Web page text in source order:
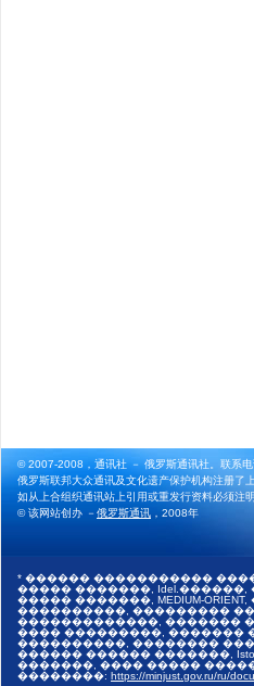
© 2007-2008，通讯社 － 俄罗斯通讯社。联系
俄罗斯联邦大众通讯及文化遗产保护机构注册
如从上合组织通讯站上引用或重发行资料必须注明
© 该网站创办 －俄罗斯通讯 ，2008年
* ������ �����������
����� �������, Idel.������,
����� �������, MEDIUM-
����������, ���������
�������������, �������
���� ���������, �������
����������, ��������
������ ������ �������,
�������, ���� �����
��������: https://minjust.gov.ru/ru/